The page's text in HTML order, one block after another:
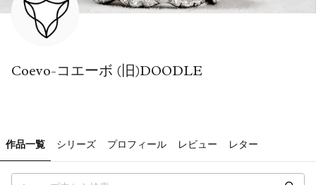
Coevo-コエーボ (旧)DOODLE
作品一覧 シリーズ プロフィール レビュー レター